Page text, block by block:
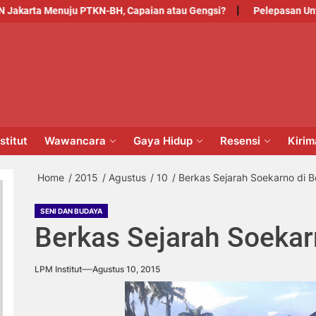
Menuju PTKN-BH, Capaian atau Gengsi? Pelepasan Untuk
Wawancara Gaya Hidup Resensi
Home 2015 Agustus 10 Berkas Sejarah Soekarno di
SENI DAN BUDAYA
Berkas Sejarah
LPM Institut Agustus 10, 2015